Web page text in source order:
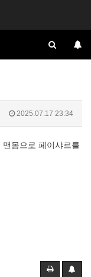
2025.07.17 23:34
몸으로 페이샤르를